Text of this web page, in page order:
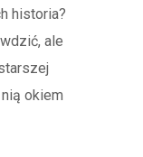
historia?
ale
okiem